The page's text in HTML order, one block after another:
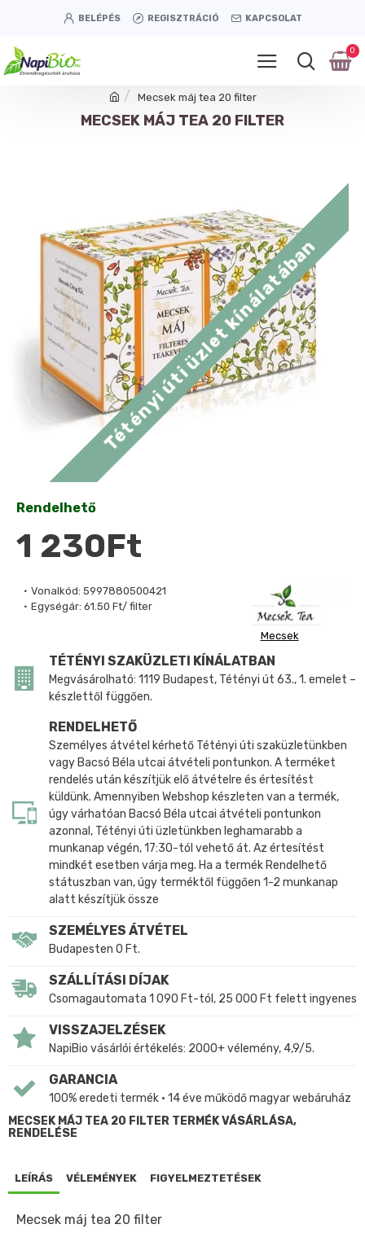
BELÉPÉS REGISZTRÁCIÓ KAPCSOLAT
0
Mecsek máj tea 20 filter
MECSEK MÁJ TEA 20 FILTER
Tétényi úti üzlet kínálatában
Vonalkód: 5997880500421
Egységár: 61.50 Ft/ filter
Mecsek
Rendelhető
1 230Ft
TÉTÉNYI SZAKÜZLETI KÍNÁLATBAN
Megvásárolható: 1119 Budapest, Tétényi út 63., 1. emelet –
készlettől függően.
RENDELHETŐ
Személyes átvétel kérhető Tétényi úti szaküzletünkben
vagy Bacsó Béla utcai átvételi pontunkon. A terméket
rendelés után készítjük elő átvételre és értesítést
küldünk. Amennyiben Webshop készleten van a termék,
úgy várhatóan Bacsó Béla utcai átvételi pontunkon
azonnal, Tétényi úti üzletünkben leghamarabb a
munkanap végén, 17:30-tól vehető át. Az értesítést
mindkét esetben várja meg. Ha a termék Rendelhető
státuszban van, úgy terméktől függően 1-2 munkanap
alatt készítjük össze
SZEMÉLYES ÁTVÉTEL
Budapesten 0 Ft.
SZÁLLÍTÁSI DÍJAK
Csomagautomata 1 090 Ft-tól, 25 000 Ft felett ingyenes
VISSZAJELZÉSEK
NapiBio vásárlói értékelés: 2000+ vélemény, 4,9/5.
GARANCIA
100% eredeti termék • 14 éve működő magyar webáruház
MECSEK MÁJ TEA 20 FILTER TERMÉK VÁSÁRLÁSA,
RENDELÉSE
LEÍRÁS VÉLEMÉNYEK FIGYELMEZTETÉSEK
Mecsek máj tea 20 filter